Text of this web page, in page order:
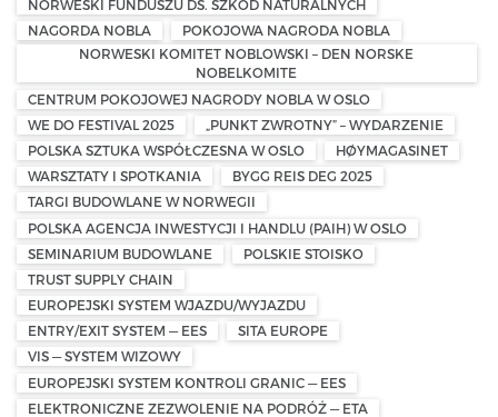
NORWESKI FUNDUSZU DS. SZKÓD NATURALNYCH
NAGORDA NOBLA
POKOJOWA NAGRODA NOBLA
NORWESKI KOMITET NOBLOWSKI – DEN NORSKE
NOBELKOMITE
CENTRUM POKOJOWEJ NAGRODY NOBLA W OSLO
WE DO FESTIVAL 2025
„PUNKT ZWROTNY” – WYDARZENIE
POLSKA SZTUKA WSPÓŁCZESNA W OSLO
HØYMAGASINET
WARSZTATY I SPOTKANIA
BYGG REIS DEG 2025
TARGI BUDOWLANE W NORWEGII
POLSKA AGENCJA INWESTYCJI I HANDLU (PAIH) W OSLO
SEMINARIUM BUDOWLANE
POLSKIE STOISKO
TRUST SUPPLY CHAIN
EUROPEJSKI SYSTEM WJAZDU/WYJAZDU
ENTRY/EXIT SYSTEM — EES
SITA EUROPE
VIS — SYSTEM WIZOWY
EUROPEJSKI SYSTEM KONTROLI GRANIC — EES
ELEKTRONICZNE ZEZWOLENIE NA PODRÓŻ — ETA